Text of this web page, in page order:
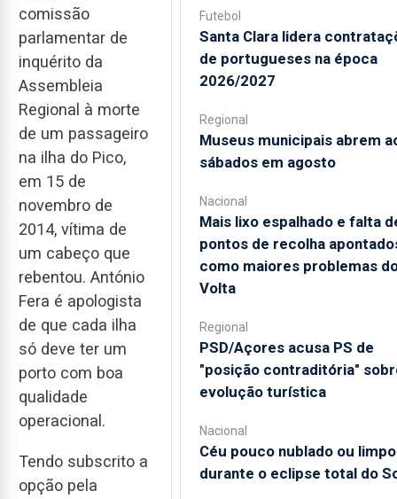
comissão
parlamentar de
inquérito da
Assembleia
Regional à morte
de um passageiro
na ilha do Pico,
em 15 de
novembro de
2014, vítima de
um cabeço que
rebentou. António
Fera é apologista
de que cada ilha
só deve ter um
porto com boa
qualidade
operacional.
Tendo subscrito a
opção pela
Futebol
Santa Clara lidera
de portugueses na época
2026/2027
Regional
Museus municipais abrem
sábados em agosto
Nacional
Mais lixo espalhado e falta
pontos de recolha
como maiores problemas
Volta
Regional
PSD/Açores acusa PS de
"posição contraditória"
evolução turística
Nacional
Céu pouco nublado ou limpo
durante o eclipse total do